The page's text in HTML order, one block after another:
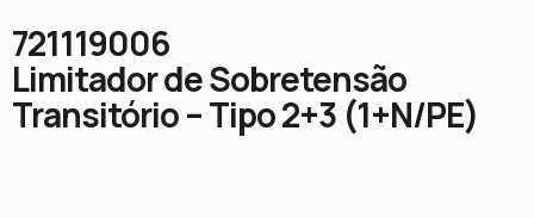
721119006
Limitador de Sobretensão
Transitório – Tipo 2+3 (1+N/PE)